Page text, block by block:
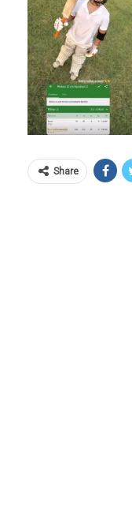
Share